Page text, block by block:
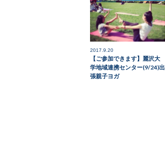
2017.9.20
【ご参加できます】麗沢大
学地域連携センター(9/24)出
張親子ヨガ